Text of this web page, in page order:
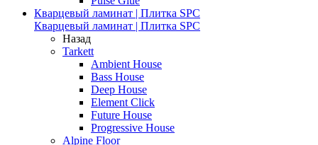
Кварцевый ламинат | Плитка SPC
Кварцевый ламинат | Плитка SPC
Назад
Tarkett
Ambient House
Bass House
Deep House
Element Click
Future House
Progressive House
Alpine Floor